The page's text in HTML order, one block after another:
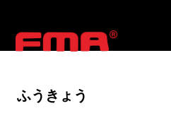
ふうきょう